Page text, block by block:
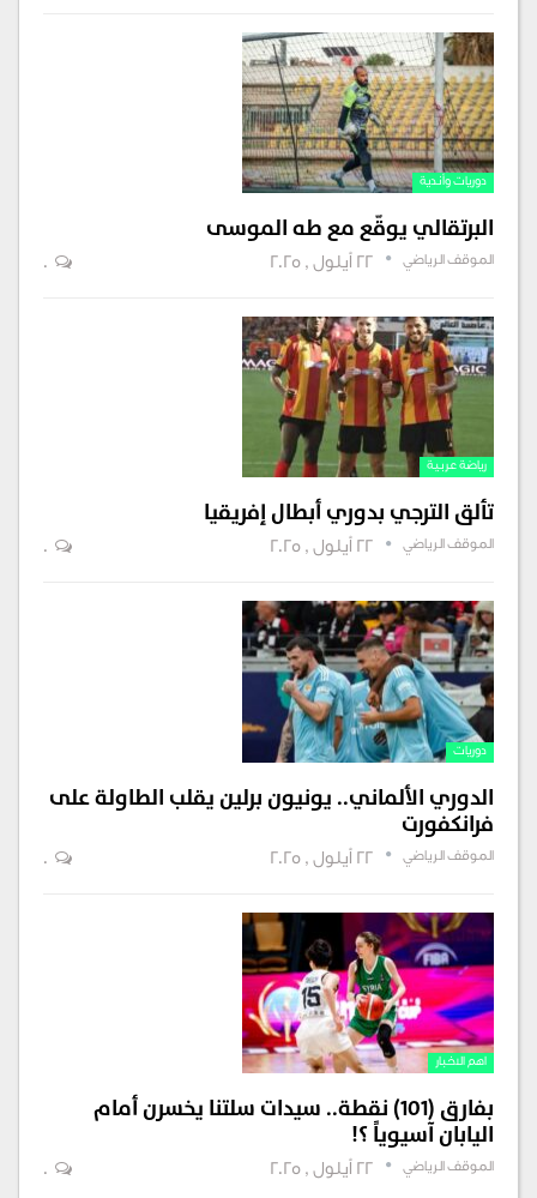
دوريات وأندية
البرتقالي يوقّع مع طه الموسى
الموقف الرياضي 22 أيلول , 2025 0
رياضة عربية
تألق الترجي بدوري أبطال إفريقيا
الموقف الرياضي 22 أيلول , 2025 0
دوريات
الدوري الألماني.. يونيون برلين يقلب الطاولة على
فرانكفورت
الموقف الرياضي 22 أيلول , 2025 0
اهم الاخبار
بفارق (101) نقطة.. سيدات سلتنا يخسرن أمام
اليابان آسيوياً ؟!
الموقف الرياضي 22 أيلول , 2025 0